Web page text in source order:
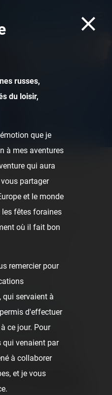
Shambhala - PortAventura World
vie d'ici [Ile-de-France] : Spéciale
le plug-in DivX Web
suivantes :
directement
installez le plug-in pour
vidéo sur cette page
navigateur peut être
de-France] :
d'attractions !
russes,
du loisir,
que je
à mes aventures
qui aura
partager
et le monde
fêtes foraines
où il fait bon
remercier pour
qui servaient à
d'effectuer
ce jour. Pour
qui venaient par
à collaborer
et je vous